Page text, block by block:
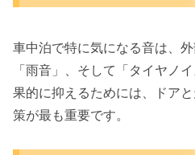
車中泊で特に気になる音は、
「雨音」、そして「タイヤノ
果的に抑えるためには、ドア
策が最も重要です。